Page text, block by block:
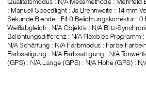
: Manuell Speedlight : Ja Brennweite : 14 mm
Sekunde Blende : F4.0 Belichtungskorrektur : 0
Weißabgleich : N/A Objektiv : N/A Blitz-
Belichtungsdifferenz : N/A Flexibles Programm
N/A Schärfung : N/A Farbmodus : Farbe
Farbsätigung : N/A Farbsättigung : N/A
(GPS) : N/A Länge (GPS) : N/A Höhe (GPS) : N/